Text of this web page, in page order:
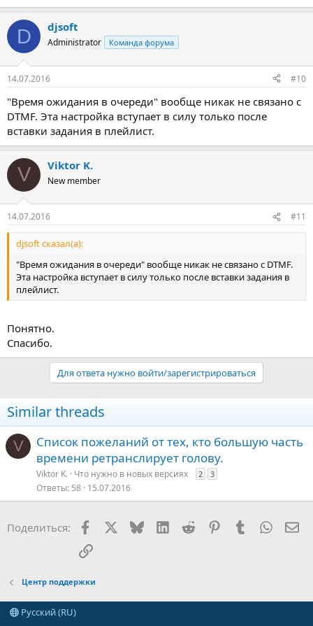
D djsoft
Administrator Команда форума
14.07.2016 #10
"Время ожидания в очереди" вообще никак не связано с
DTMF. Эта настройка вступает в силу только после
вставки задания в плейлист.
V Viktor K.
New member
14.07.2016 #11
djsoft сказал(а):
"Время ожидания в очереди" вообще никак не связано с DTMF.
Эта настройка вступает в силу только после вставки задания в
плейлист.
Понятно.
Спасибо.
Для ответа нужно войти/зарегистрироваться
Similar threads
V
Список пожеланий от тех, кто большую часть
времени ретранслирует голову.
Viktor K. Что нужно в новых версияx 2 3
Ответы 58 15.07.2016
Поделиться: Facebook BlueskyLinkedIn
Reddit PinterestTumblr
Ссылка
Центр поддержки
Русский (RU)